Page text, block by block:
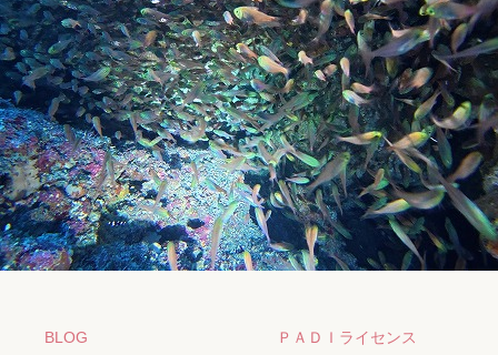
BLOG ＰＡＤＩライセンス